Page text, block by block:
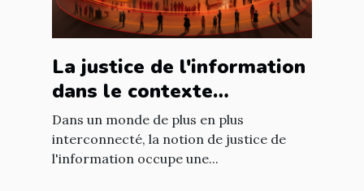
La justice de l'information
dans le contexte
international : enjeux et
défis
Dans un monde de plus en plus
interconnecté, la notion de justice de
l'information occupe une...